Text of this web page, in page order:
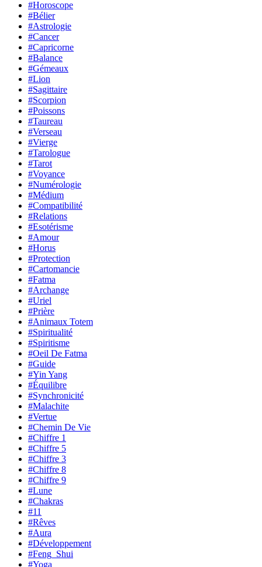
#Horoscope
#Bélier
#Astrologie
#Cancer
#Capricorne
#Balance
#Gémeaux
#Lion
#Sagittaire
#Scorpion
#Poissons
#Taureau
#Verseau
#Vierge
#Tarologue
#Tarot
#Voyance
#Numérologie
#Médium
#Compatibilité
#Relations
#Esotérisme
#Amour
#Horus
#Protection
#Cartomancie
#Fatma
#Archange
#Uriel
#Prière
#Animaux Totem
#Spiritualité
#Spiritisme
#Oeil De Fatma
#Guide
#Yin Yang
#Équilibre
#Synchronicité
#Malachite
#Vertue
#Chemin De Vie
#Chiffre 1
#Chiffre 5
#Chiffre 3
#Chiffre 8
#Chiffre 9
#Lune
#Chakras
#11
#Rêves
#Aura
#Développement
#Feng_Shui
#Yoga